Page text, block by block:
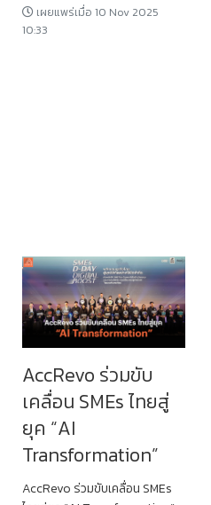
เผยแพร่เมื่อ 10 Nov 2025
10:33
AccRevo ร่วมขับ
เคลื่อน SMEs ไทยสู่
ยุค “AI
Transformation”
AccRevo ร่วมขับเคลื่อน SMEs